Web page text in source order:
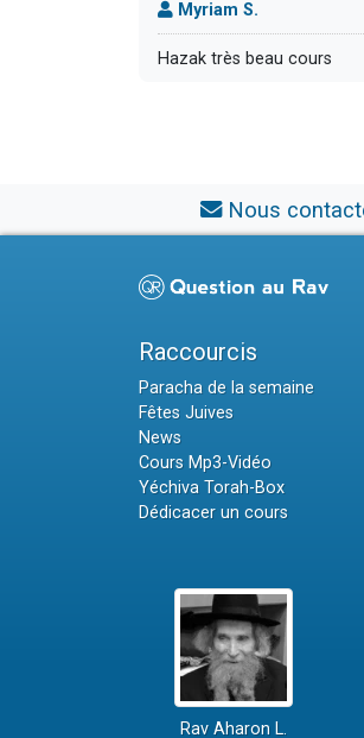
Myriam S.
Hazak très beau cours
Nous
Raccourcis
Paracha de la semaine
Fêtes Juives
News
Cours Mp3-Vidéo
Yéchiva Torah-Box
Dédicacer un cours
Rav Aharon L.